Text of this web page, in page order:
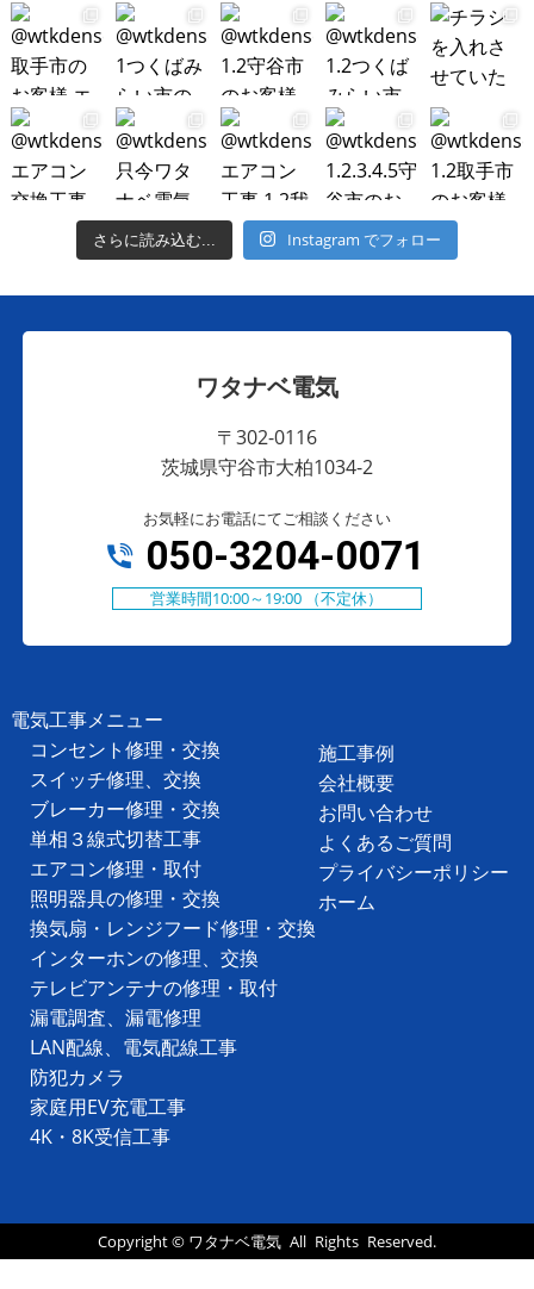
さらに読み込む... Instagram でフォロー
ワタナベ電気
〒302-0116
茨城県守谷市大柏1034-2
お気軽にお電話にてご相談ください
050-3204-0071
営業時間10:00～19:00 （不定休）
電気工事メニュー
コンセント修理・交換
スイッチ修理、交換
ブレーカー修理・交換
単相３線式切替工事
エアコン修理・取付
照明器具の修理・交換
換気扇・レンジフード修理・交換
インターホンの修理、交換
テレビアンテナの修理・取付
漏電調査、漏電修理
LAN配線、電気配線工事
防犯カメラ
家庭用EV充電工事
4K・8K受信工事
施工事例
会社概要
お問い合わせ
よくあるご質問
プライバシーポリシー
ホーム
Copyright © ワタナベ電気 All Rights Reserved.